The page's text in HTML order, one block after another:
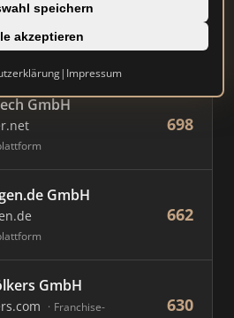
speichern
akzeptieren
| Impressum
GmbH
Immobilienplattform
GmbH
698
GmbH
662
GmbH
Franchise-
630